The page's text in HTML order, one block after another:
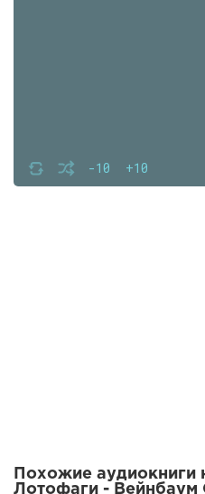
-10 +10
Похожие аудиокниги
Лотофаги - Вейнбаум